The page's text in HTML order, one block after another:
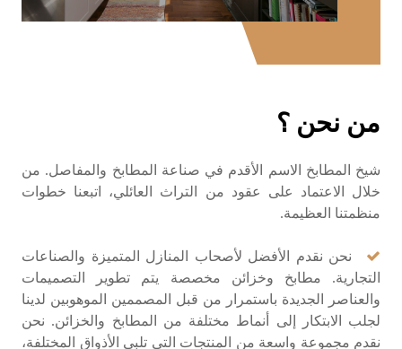
من نحن ؟
شيخ المطابخ الاسم الأقدم في صناعة المطابخ والمفاصل. من
خلال الاعتماد على عقود من التراث العائلي، اتبعنا خطوات
منظمتنا العظيمة.
نحن نقدم الأفضل لأصحاب المنازل المتميزة والصناعات
التجارية. مطابخ وخزائن مخصصة يتم تطوير التصميمات
والعناصر الجديدة باستمرار من قبل المصممين الموهوبين لدينا
لجلب الابتكار إلى أنماط مختلفة من المطابخ والخزائن. نحن
نقدم مجموعة واسعة من المنتجات التي تلبي الأذواق المختلفة،